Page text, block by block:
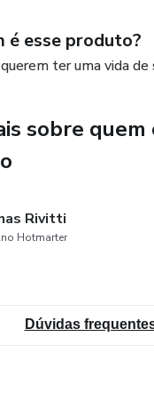
é esse produto?
ter uma vida de
sobre quem
Rivitti
Hotmarter
Dúvidas